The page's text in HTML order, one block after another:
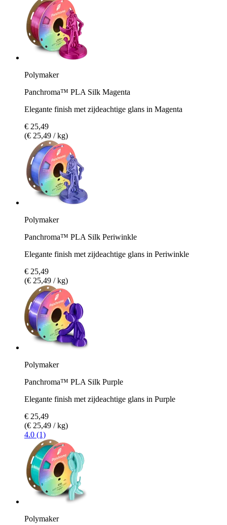
Polymaker
Panchroma™ PLA Silk Magenta
Elegante finish met zijdeachtige glans in Magenta
€ 25,49
(€ 25,49 / kg)
Polymaker
Panchroma™ PLA Silk Periwinkle
Elegante finish met zijdeachtige glans in Periwinkle
€ 25,49
(€ 25,49 / kg)
Polymaker
Panchroma™ PLA Silk Purple
Elegante finish met zijdeachtige glans in Purple
€ 25,49
(€ 25,49 / kg)
4.0 (1)
Polymaker